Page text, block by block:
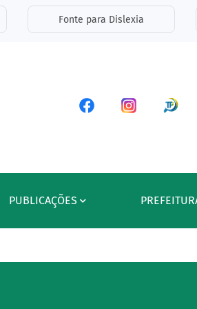
Fonte para Dislexia
Acessar a
Acessar
PUBLICAÇÕES